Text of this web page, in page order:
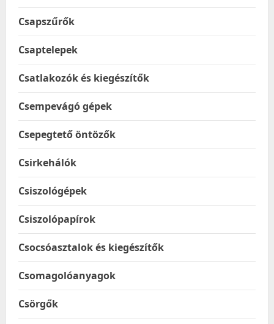
Csapszűrők
Csaptelepek
Csatlakozók és kiegészítők
Csempevágó gépek
Csepegtető öntözők
Csirkehálók
Csiszológépek
Csiszolópapírok
Csocsóasztalok és kiegészítők
Csomagolóanyagok
Csörgők